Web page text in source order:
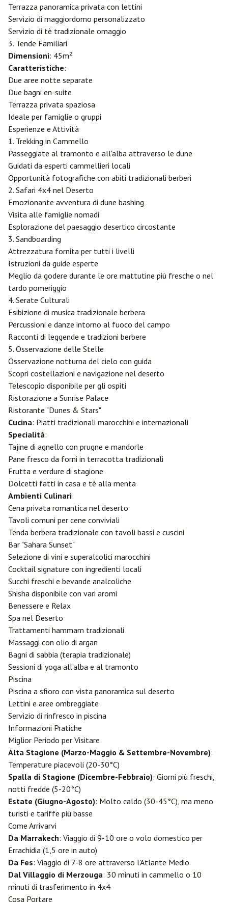
Terrazza panoramica privata con lettini
Servizio di maggiordomo personalizzato
Servizio di tè tradizionale omaggio
3. Tende Familiari
Dimensioni: 45m²
Caratteristiche:
Due aree notte separate
Due bagni en-suite
Terrazza privata spaziosa
Ideale per famiglie o gruppi
Esperienze e Attività
1. Trekking in Cammello
Passeggiate al tramonto e all'alba attraverso le dune
Guidati da esperti cammellieri locali
Opportunità fotografiche con abiti tradizionali berberi
2. Safari 4x4 nel Deserto
Emozionante avventura di dune bashing
Visita alle famiglie nomadi
Esplorazione del paesaggio desertico circostante
3. Sandboarding
Attrezzatura fornita per tutti i livelli
Istruzioni da guide esperte
Meglio da godere durante le ore mattutine più fresche o nel
tardo pomeriggio
4. Serate Culturali
Esibizione di musica tradizionale berbera
Percussioni e danze intorno al fuoco del campo
Racconti di leggende e tradizioni berbere
5. Osservazione delle Stelle
Osservazione notturna del cielo con guida
Scopri costellazioni e navigazione nel deserto
Telescopio disponibile per gli ospiti
Ristorazione a Sunrise Palace
Ristorante "Dunes & Stars"
Cucina: Piatti tradizionali marocchini e internazionali
Specialità:
Tajine di agnello con prugne e mandorle
Pane fresco da forni in terracotta tradizionali
Frutta e verdure di stagione
Dolcetti fatti in casa e tè alla menta
Ambienti Culinari:
Cena privata romantica nel deserto
Tavoli comuni per cene conviviali
Tenda berbera tradizionale con tavoli bassi e cuscini
Bar "Sahara Sunset"
Selezione di vini e superalcolici marocchini
Cocktail signature con ingredienti locali
Succhi freschi e bevande analcoliche
Shisha disponibile con vari aromi
Benessere e Relax
Spa nel Deserto
Trattamenti hammam tradizionali
Massaggi con olio di argan
Bagni di sabbia (terapia tradizionale)
Sessioni di yoga all'alba e al tramonto
Piscina
Piscina a sfioro con vista panoramica sul deserto
Lettini e aree ombreggiate
Servizio di rinfresco in piscina
Informazioni Pratiche
Miglior Periodo per Visitare
Alta Stagione (Marzo-Maggio & Settembre-Novembre):
Temperature piacevoli (20-30°C)
Spalla di Stagione (Dicembre-Febbraio): Giorni più freschi,
notti fredde (5-20°C)
Estate (Giugno-Agosto): Molto caldo (30-45°C), ma meno
turisti e tariffe più basse
Come Arrivarvi
Da Marrakech: Viaggio di 9-10 ore o volo domestico per
Errachidia (1,5 ore in auto)
Da Fes: Viaggio di 7-8 ore attraverso l'Atlante Medio
Dal Villaggio di Merzouga: 30 minuti in cammello o 10
minuti di trasferimento in 4x4
Cosa Portare